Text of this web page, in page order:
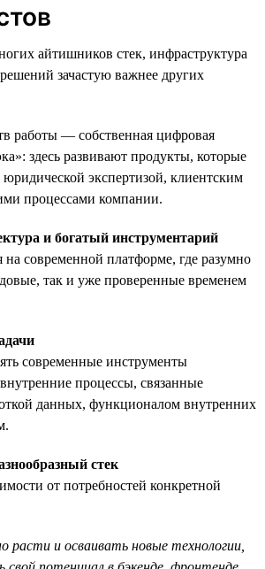
айтишников стек, инфраструктура
зачастую важнее других
работы — собственная цифровая
здесь развивают продукты, которые
экспертизой, клиентским
процессами компании.
и богатый инструментарий
современной платформе, где разумно
так и уже проверенные временем
современные инструменты
процессы, связанные
данных, функционалом внутренних
стек
от потребностей конкретной
расти и осваивать новые технологии,